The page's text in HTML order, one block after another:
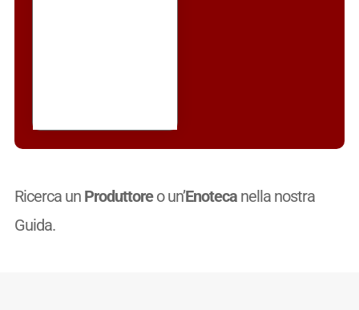
Ricerca un Produttoreo un’Enotecanella nostra
Guida.